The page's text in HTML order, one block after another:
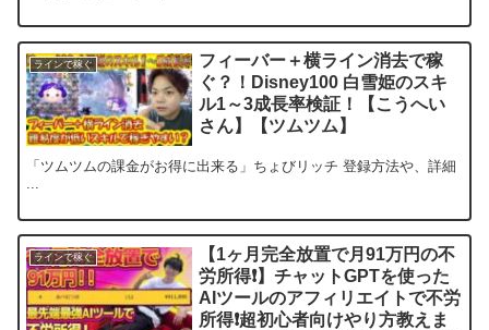
ラインで稼ぐ
フィーバー＋横ライン消去で稼
ぐ？！Disney100 白雪姫のスキ
ル1～3成長率検証！【こうへい
さん】【ツムツム】
「ツムツムの課金がお得に出来る」ちょびリッチ 登録方法や、詳細
...
ラインで稼ぐ
【1ヶ月完全放置で月91万円の不
労所得❗】チャットGPTを使った
AIツールのアフィリエイトで不労
所得❗超初心者向けやり方教えま